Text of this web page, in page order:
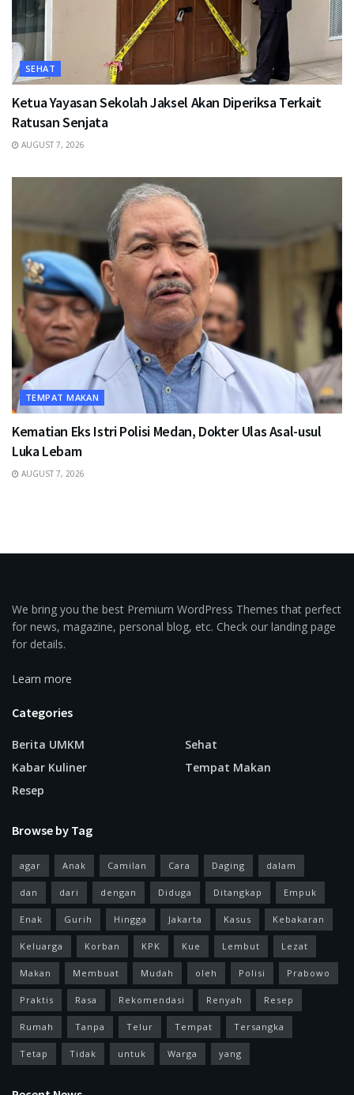
SEHAT
Ketua Yayasan Sekolah Jaksel Akan Diperiksa Terkait
Ratusan Senjata
AUGUST 7, 2026
TEMPAT MAKAN
Kematian Eks Istri Polisi Medan, Dokter Ulas Asal-usul
Luka Lebam
AUGUST 7, 2026
We bring you the best Premium WordPress Themes that perfect
for news, magazine, personal blog, etc. Check our landing page
for details.
Learn more
Categories
Berita UMKM
Kabar Kuliner
Resep
Sehat
Tempat Makan
Browse by Tag
agar Anak Camilan Cara Daging dalam
dan dari dengan Diduga Ditangkap Empuk
Enak Gurih Hingga Jakarta Kasus Kebakaran
Keluarga Korban KPK Kue Lembut Lezat
Makan Membuat Mudah oleh Polisi Prabowo
Praktis Rasa Rekomendasi Renyah Resep
Rumah Tanpa Telur Tempat Tersangka
Tetap Tidak untuk Warga yang